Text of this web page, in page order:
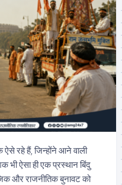
ऐसे रहे हैं, जिन्होंने आने वाली
भी ऐसा ही एक प्रस्थान बिंदु
और राजनीतिक बुनावट को